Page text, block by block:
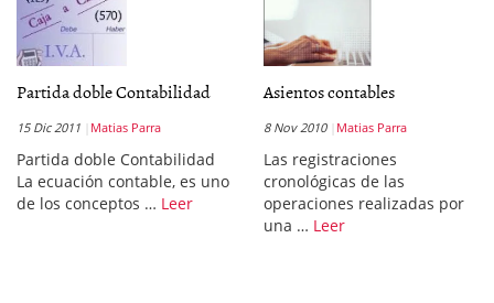
Partida doble Contabilidad
15 Dic 2011 Matias Parra
Partida doble Contabilidad
La ecuación contable, es uno
de los conceptos … Leer
Asientos contables
8 Nov 2010 Matias Parra
Las registraciones
cronológicas de las
operaciones realizadas por
una … Leer